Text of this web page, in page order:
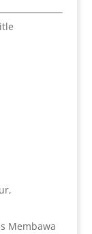
Membawa